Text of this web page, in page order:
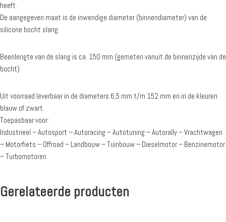
heeft.
De aangegeven maat is de inwendige diameter (binnendiameter) van de
silicone bocht slang.
Beenlengte van de slang is ca. 150 mm (gemeten vanuit de binnenzijde van de
bocht)
Uit voorraad leverbaar in de diameters 6,5 mm t/m 152 mm en in de kleuren
blauw of zwart.
Toepasbaar voor:
Industrieel – Autosport – Autoracing – Autotuning – Autorally – Vrachtwagen
– Motorfiets – Offroad – Landbouw – Tuinbouw – Dieselmotor – Benzinemotor
– Turbomotoren
Gerelateerde producten